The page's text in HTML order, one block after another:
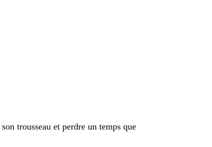
trousseau et perdre un temps que